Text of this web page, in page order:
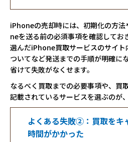
iPhoneの売却時には、初期化の方
neを送る前の必須事項を確認してお
選んだiPhone買取サービスのサイト
ついてなど発送までの手順が明確に
省けて失敗がなくせます。
なるべく買取までの必要事項や、買
記載されているサービスを選ぶのが
よくある失敗②：買取をキ
時間がかかった